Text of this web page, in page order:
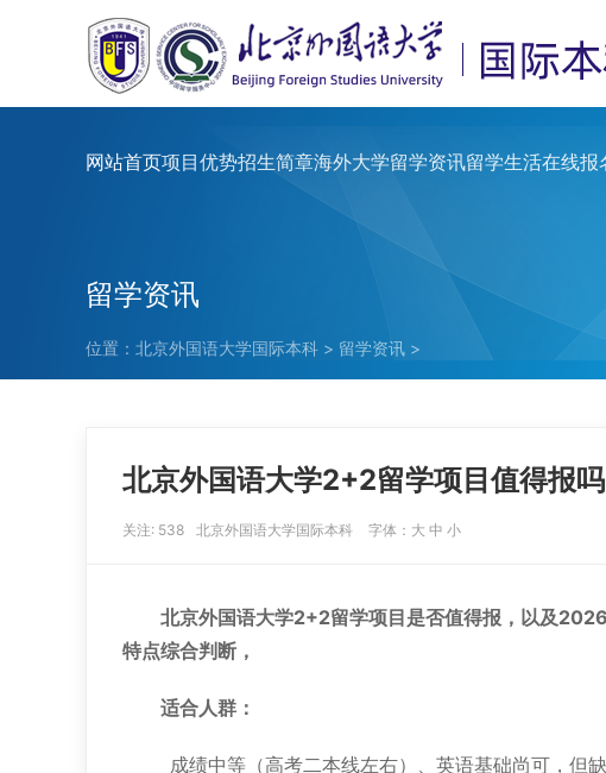
网站首页项目优势招生简章海外大学留学资讯留学生活在线报
留学资讯
位置： 北京外国语大学国际本科 > 留学资讯 >
北京外国语大学2+2留学项目值得报
关注: 538 北京外国语大学国际本科 字体： 大 中 小
北京外国语大学2+2留学项目是否值得报，以及
特点综合判断，
适合人群：
成绩中等（高考二本线左右）、英语基础尚可，但